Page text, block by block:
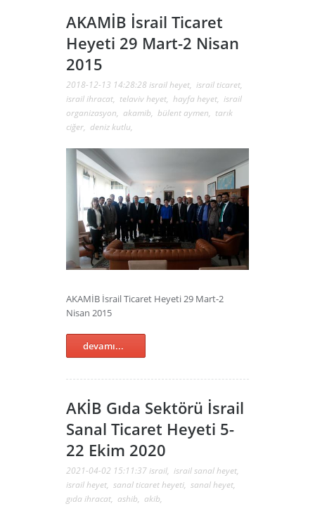
AKAMİB İsrail Ticaret
Heyeti 29 Mart-2 Nisan
2015
2018-12-13 14:28:28 israil heyet, israil ticaret,
israil ihracat, telaviv heyet, hayfa heyet, israil
organizasyon, akamib, bülent aymen, tarık
ciğer, deniz kutlu,
AKAMİB İsrail Ticaret Heyeti 29 Mart-2
Nisan 2015
devamı...
AKİB Gıda Sektörü İsrail
Sanal Ticaret Heyeti 5-
22 Ekim 2020
2021-04-02 15:11:37israil, israil sanal heyet,
israil heyet, sanal ticaret heyeti, sanal heyet,
gıda ihracat, ashib, akib,